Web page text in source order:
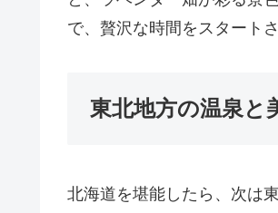
で、贅沢な時間をスタート
東北地方の温泉と
北海道を堪能したら、次は